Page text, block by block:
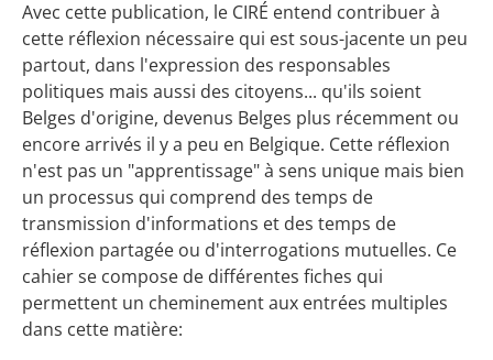
Avec cette publication, le CIRÉ entend contribuer à
cette réflexion nécessaire qui est sous-jacente un peu
partout, dans l'expression des responsables
politiques mais aussi des citoyens... qu'ils soient
Belges d'origine, devenus Belges plus récemment ou
encore arrivés il y a peu en Belgique. Cette réflexion
n'est pas un "apprentissage" à sens unique mais bien
un processus qui comprend des temps de
transmission d'informations et des temps de
réflexion partagée ou d'interrogations mutuelles. Ce
cahier se compose de différentes fiches qui
permettent un cheminement aux entrées multiples
dans cette matière: